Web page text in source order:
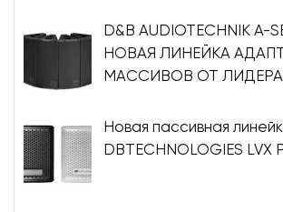
D&B AUDIOTECHNIK A-
НОВАЯ ЛИНЕЙКА
МАССИВОВ ОТ
Новая пассивная
DBTECHNOLOGIES LVX